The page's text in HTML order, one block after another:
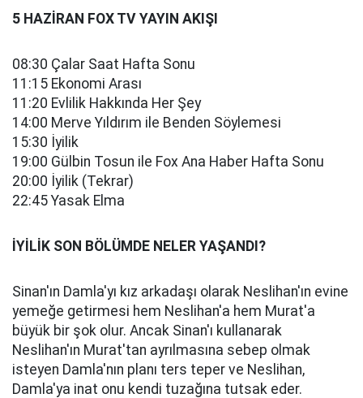
5 HAZİRAN FOX TV YAYIN AKIŞI
08:30 Çalar Saat Hafta Sonu
11:15 Ekonomi Arası
11:20 Evlilik Hakkında Her Şey
14:00 Merve Yıldırım ile Benden Söylemesi
15:30 İyilik
19:00 Gülbin Tosun ile Fox Ana Haber Hafta Sonu
20:00 İyilik (Tekrar)
22:45 Yasak Elma
İYİLİK SON BÖLÜMDE NELER YAŞANDI?
Sinan'ın Damla'yı kız arkadaşı olarak Neslihan'ın evine
yemeğe getirmesi hem Neslihan'a hem Murat'a
büyük bir şok olur. Ancak Sinan'ı kullanarak
Neslihan'ın Murat'tan ayrılmasına sebep olmak
isteyen Damla'nın planı ters teper ve Neslihan,
Damla'ya inat onu kendi tuzağına tutsak eder.